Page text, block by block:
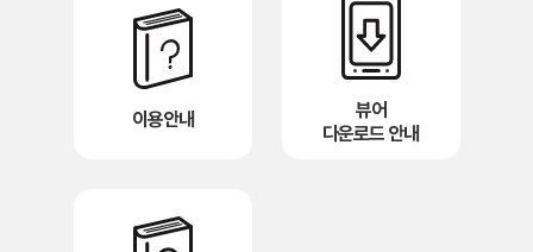
이용안내
뷰어
다운로드 안내